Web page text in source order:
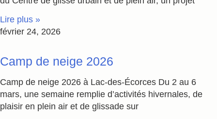
Lire plus »
février 24, 2026
Camp de neige 2026
Camp de neige 2026 à Lac-des-Écorces Du 2 au 6
mars, une semaine remplie d’activités hivernales, de
plaisir en plein air et de glissade sur